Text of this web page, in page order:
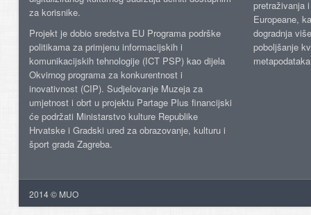
za korisnike.
Projekt je dobio sredstva EU Programa podrške
politikama za primjenu informacijskih i
komunikacijskih tehnologije (ICT PSP) kao dijela
Okvirnog programa za konkurentnost i
inovativnost (CIP). Sudjelovanje Muzeja za
umjetnost i obrt u projektu Partage Plus financijski
će podržati Ministarstvo kulture Republike
Hrvatske i Gradski ured za obrazovanje, kulturu i
šport grada Zagreba.
pretraživanja
Europeane,
dogradnja
poboljšanje
2014 © MUO